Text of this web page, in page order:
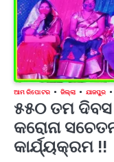
ଆମ ରିପୋଟର ଜିଲ୍ଲା ଯାଜପୁର
୫୫୦ ତମ
କରୋନା
କାର୍ଯ୍ୟକ୍ରମ !!